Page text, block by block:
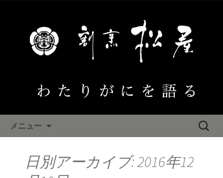
わたりがにを語る
烹松屋」のブログ
メニュー
検
日別アーカイブ: 2016年12